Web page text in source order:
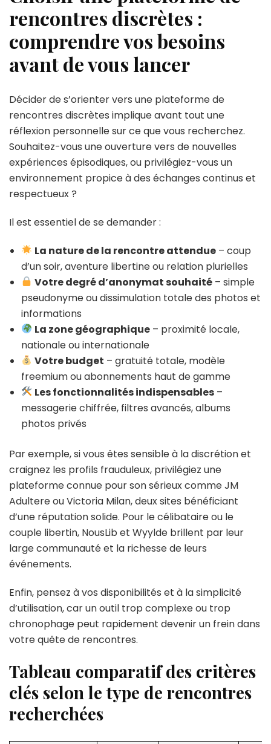
rencontres discrètes :
comprendre vos besoins
avant de vous lancer
Décider de s’orienter vers une plateforme de
rencontres discrètes implique avant tout une
réflexion personnelle sur ce que vous recherchez.
Souhaitez-vous une ouverture vers de nouvelles
expériences épisodiques, ou privilégiez-vous un
environnement propice à des échanges continus et
respectueux ?
Il est essentiel de se demander :
La nature de la rencontre attendue – coup
d’un soir, aventure libertine ou relation plurielles
Votre degré d’anonymat souhaité – simple
pseudonyme ou dissimulation totale des photos et
informations
La zone géographique – proximité locale,
nationale ou internationale
Votre budget – gratuité totale, modèle
freemium ou abonnements haut de gamme
Les fonctionnalités indispensables –
messagerie chiffrée, filtres avancés, albums
photos privés
Par exemple, si vous êtes sensible à la discrétion et
craignez les profils frauduleux, privilégiez une
plateforme connue pour son sérieux comme JM
Adultere ou Victoria Milan, deux sites bénéficiant
d’une réputation solide. Pour le célibataire ou le
couple libertin, NousLib et Wyylde brillent par leur
large communauté et la richesse de leurs
événements.
Enfin, pensez à vos disponibilités et à la simplicité
d’utilisation, car un outil trop complexe ou trop
chronophage peut rapidement devenir un frein dans
votre quête de rencontres.
Tableau comparatif des critères
clés selon le type de rencontres
recherchées